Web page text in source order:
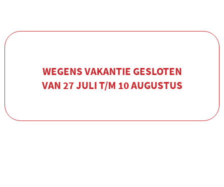
WEGENS VAKANTIE GESLOTEN
VAN 27 JULI T/M 10 AUGUSTUS